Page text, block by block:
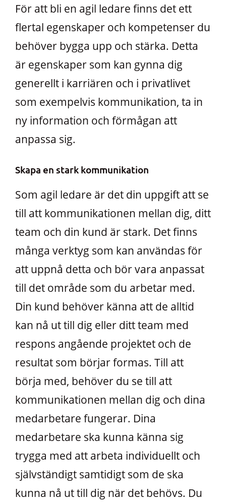
För att bli en agil ledare finns det ett
flertal egenskaper och kompetenser du
behöver bygga upp och stärka. Detta
är egenskaper som kan gynna dig
generellt i karriären och i privatlivet
som exempelvis kommunikation, ta in
ny information och förmågan att
anpassa sig.
Skapa en stark kommunikation
Som agil ledare är det din uppgift att se
till att kommunikationen mellan dig, ditt
team och din kund är stark. Det finns
många verktyg som kan användas för
att uppnå detta och bör vara anpassat
till det område som du arbetar med.
Din kund behöver känna att de alltid
kan nå ut till dig eller ditt team med
respons angående projektet och de
resultat som börjar formas. Till att
börja med, behöver du se till att
kommunikationen mellan dig och dina
medarbetare fungerar. Dina
medarbetare ska kunna känna sig
trygga med att arbeta individuellt och
självständigt samtidigt som de ska
kunna nå ut till dig när det behövs. Du